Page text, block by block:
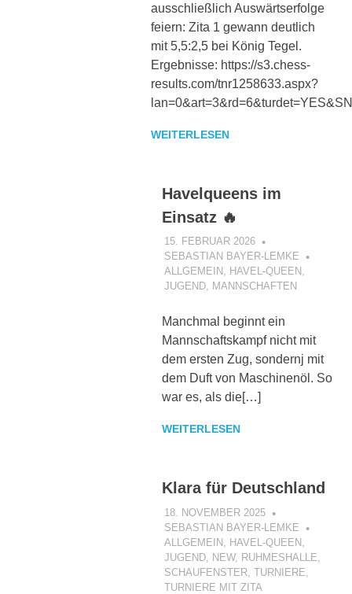
ausschließlich Auswärtserfolge
feiern: Zita 1 gewann deutlich
mit 5,5:2,5 bei König Tegel.
Ergebnisse: https://s3.chess-
results.com/tnr1258633.aspx?
WEITERLESEN
Havelqueens im
Einsatz 🔥
15. FEBRUAR 2026
SEBASTIAN BAYER-LEMKE
ALLGEMEIN , HAVEL-QUEEN ,
JUGEND, MANNSCHAFTEN
Manchmal beginnt ein
Mannschaftskampf nicht mit
dem ersten Zug, sondernj mit
dem Duft von Maschinenöl. So
war es, als die[…]
WEITERLESEN
Klara für Deutschland
18. NOVEMBER 2025
SEBASTIAN BAYER-LEMKE
ALLGEMEIN, HAVEL-QUEEN,
JUGEND, NEW, RUHMESHALLE
SCHAUFENSTER, TURNIERE
TURNIERE MIT ZITA